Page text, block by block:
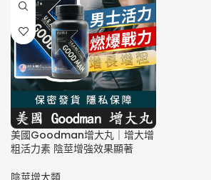
美國Goodman增大丸｜增大增
粗活力素 陰莖增強效果顯著
陰莖增大類